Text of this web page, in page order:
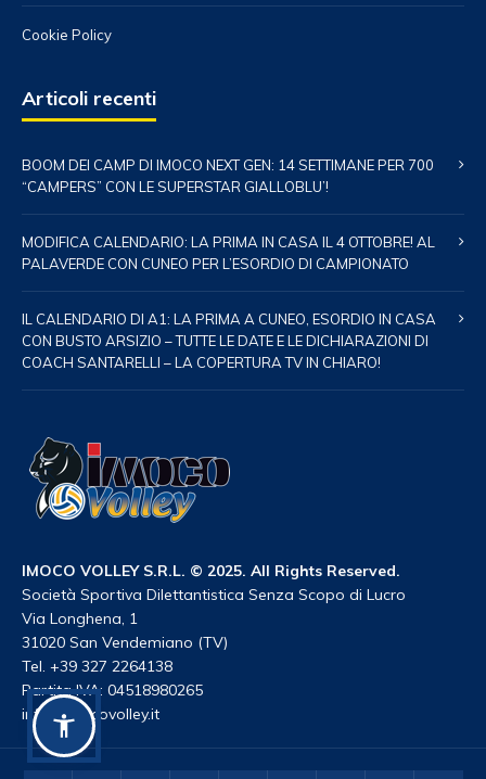
Cookie Policy
Articoli recenti
BOOM DEI CAMP DI IMOCO NEXT GEN: 14 SETTIMANE PER 700
“CAMPERS” CON LE SUPERSTAR GIALLOBLU’!
MODIFICA CALENDARIO: LA PRIMA IN CASA IL 4 OTTOBRE! AL
PALAVERDE CON CUNEO PER L’ESORDIO DI CAMPIONATO
IL CALENDARIO DI A1: LA PRIMA A CUNEO, ESORDIO IN CASA
CON BUSTO ARSIZIO – TUTTE LE DATE E LE DICHIARAZIONI DI
COACH SANTARELLI – LA COPERTURA TV IN CHIARO!
IMOCO VOLLEY S.R.L. © 2025. All Rights Reserved.
Società Sportiva Dilettantistica Senza Scopo di Lucro
Via Longhena, 1
31020 San Vendemiano (TV)
Tel. +39 327 2264138
Partita IVA: 04518980265
info@imocovolley.it